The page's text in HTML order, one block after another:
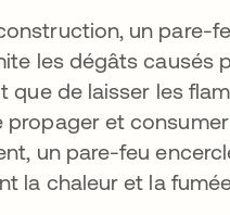
un pare-
les dégâts causés
que de laisser les
propager et
un pare-feu
la chaleur et la